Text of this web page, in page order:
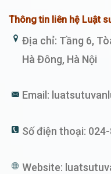
Thông tin liên hệ Luật
Địa chỉ: Tầng 6,
Hà Đông, Hà Nội
Email:
Số điện thoại:
Website: